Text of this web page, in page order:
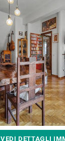
VEDI DETTAGLI